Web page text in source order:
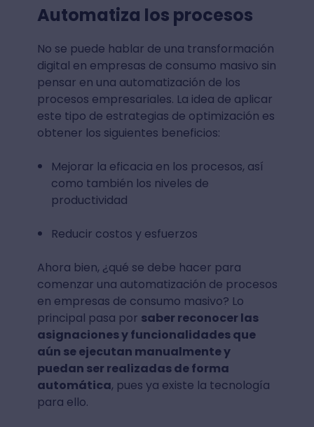
Automatiza los procesos
No se puede hablar de una transformación
digital en empresas de consumo masivo sin
pensar en una automatización de los
procesos empresariales. La idea de aplicar
este tipo de estrategias de optimización es
obtener los siguientes beneficios:
Mejorar la eficacia en los procesos, así
como también los niveles de
productividad
Reducir costos y esfuerzos
Ahora bien, ¿qué se debe hacer para
comenzar una automatización de procesos
en empresas de consumo masivo? Lo
principal pasa por saber reconocer las
asignaciones y funcionalidades que
aún se ejecutan manualmente y
puedan ser realizadas de forma
automática, pues ya existe la tecnología
para ello.